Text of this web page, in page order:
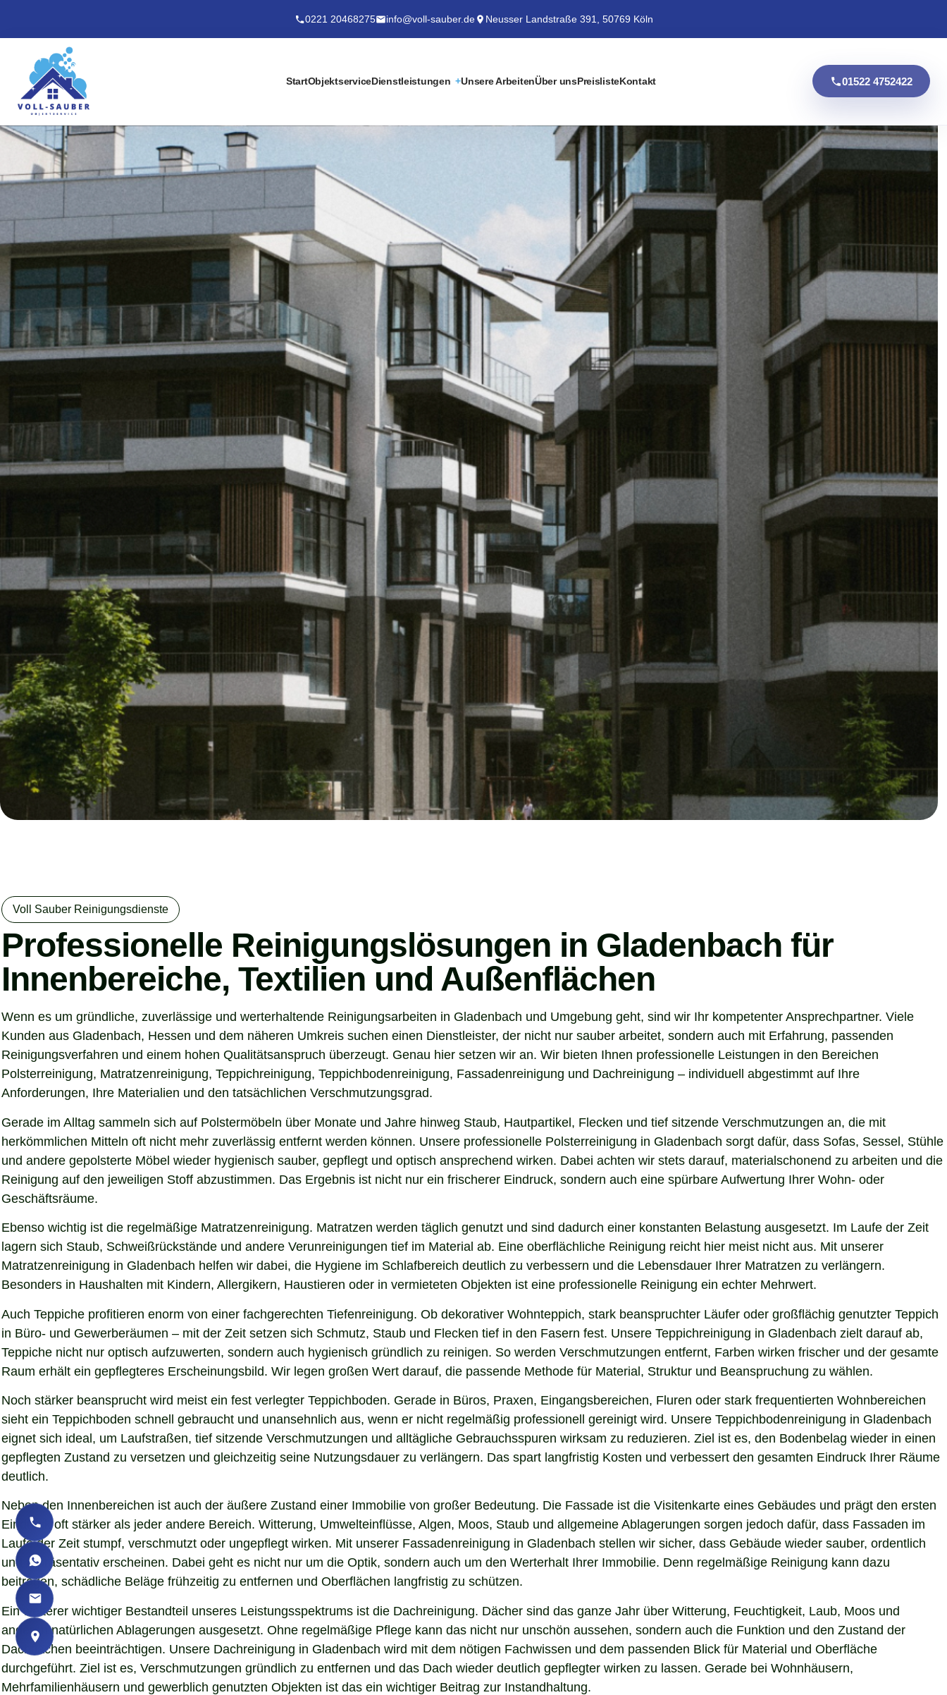
0221 20468275 info@voll-sauber.de Neusser Landstraße 391, 50769 Köln
StartObjektserviceDienstleistungen Unsere ArbeitenÜber unsPreislisteKontakt 01522 4752422
Voll Sauber Reinigungsdienste
Professionelle Reinigungslösungen in Gladenbach für
Innenbereiche, Textilien und Außenflächen
Wenn es um gründliche, zuverlässige und werterhaltende Reinigungsarbeiten in Gladenbach und Umgebung geht, sind wir Ihr kompetenter Ansprechpartner. Viele
Kunden aus Gladenbach, Hessen und dem näheren Umkreis suchen einen Dienstleister, der nicht nur sauber arbeitet, sondern auch mit Erfahrung, passenden
Reinigungsverfahren und einem hohen Qualitätsanspruch überzeugt. Genau hier setzen wir an. Wir bieten Ihnen professionelle Leistungen in den Bereichen
Polsterreinigung, Matratzenreinigung, Teppichreinigung, Teppichbodenreinigung, Fassadenreinigung und Dachreinigung – individuell abgestimmt auf Ihre
Anforderungen, Ihre Materialien und den tatsächlichen Verschmutzungsgrad.
Gerade im Alltag sammeln sich auf Polstermöbeln über Monate und Jahre hinweg Staub, Hautpartikel, Flecken und tief sitzende Verschmutzungen an, die mit
herkömmlichen Mitteln oft nicht mehr zuverlässig entfernt werden können. Unsere professionelle Polsterreinigung in Gladenbach sorgt dafür, dass Sofas, Sessel, Stühle
und andere gepolsterte Möbel wieder hygienisch sauber, gepflegt und optisch ansprechend wirken. Dabei achten wir stets darauf, materialschonend zu arbeiten und die
Reinigung auf den jeweiligen Stoff abzustimmen. Das Ergebnis ist nicht nur ein frischerer Eindruck, sondern auch eine spürbare Aufwertung Ihrer Wohn- oder
Geschäftsräume.
Ebenso wichtig ist die regelmäßige Matratzenreinigung. Matratzen werden täglich genutzt und sind dadurch einer konstanten Belastung ausgesetzt. Im Laufe der Zeit
lagern sich Staub, Schweißrückstände und andere Verunreinigungen tief im Material ab. Eine oberflächliche Reinigung reicht hier meist nicht aus. Mit unserer
Matratzenreinigung in Gladenbach helfen wir dabei, die Hygiene im Schlafbereich deutlich zu verbessern und die Lebensdauer Ihrer Matratzen zu verlängern.
Besonders in Haushalten mit Kindern, Allergikern, Haustieren oder in vermieteten Objekten ist eine professionelle Reinigung ein echter Mehrwert.
Auch Teppiche profitieren enorm von einer fachgerechten Tiefenreinigung. Ob dekorativer Wohnteppich, stark beanspruchter Läufer oder großflächig genutzter Teppich
in Büro- und Gewerberäumen – mit der Zeit setzen sich Schmutz, Staub und Flecken tief in den Fasern fest. Unsere Teppichreinigung in Gladenbach zielt darauf ab,
Teppiche nicht nur optisch aufzuwerten, sondern auch hygienisch gründlich zu reinigen. So werden Verschmutzungen entfernt, Farben wirken frischer und der gesamte
Raum erhält ein gepflegteres Erscheinungsbild. Wir legen großen Wert darauf, die passende Methode für Material, Struktur und Beanspruchung zu wählen.
Noch stärker beansprucht wird meist ein fest verlegter Teppichboden. Gerade in Büros, Praxen, Eingangsbereichen, Fluren oder stark frequentierten Wohnbereichen
sieht ein Teppichboden schnell gebraucht und unansehnlich aus, wenn er nicht regelmäßig professionell gereinigt wird. Unsere Teppichbodenreinigung in Gladenbach
eignet sich ideal, um Laufstraßen, tief sitzende Verschmutzungen und alltägliche Gebrauchsspuren wirksam zu reduzieren. Ziel ist es, den Bodenbelag wieder in einen
gepflegten Zustand zu versetzen und gleichzeitig seine Nutzungsdauer zu verlängern. Das spart langfristig Kosten und verbessert den gesamten Eindruck Ihrer Räume
deutlich.
Neben den Innenbereichen ist auch der äußere Zustand einer Immobilie von großer Bedeutung. Die Fassade ist die Visitenkarte eines Gebäudes und prägt den ersten
Eindruck oft stärker als jeder andere Bereich. Witterung, Umwelteinflüsse, Algen, Moos, Staub und allgemeine Ablagerungen sorgen jedoch dafür, dass Fassaden im
Laufe der Zeit stumpf, verschmutzt oder ungepflegt wirken. Mit unserer Fassadenreinigung in Gladenbach stellen wir sicher, dass Gebäude wieder sauber, ordentlich
und repräsentativ erscheinen. Dabei geht es nicht nur um die Optik, sondern auch um den Werterhalt Ihrer Immobilie. Denn regelmäßige Reinigung kann dazu
beitragen, schädliche Beläge frühzeitig zu entfernen und Oberflächen langfristig zu schützen.
Ein weiterer wichtiger Bestandteil unseres Leistungsspektrums ist die Dachreinigung. Dächer sind das ganze Jahr über Witterung, Feuchtigkeit, Laub, Moos und
anderen natürlichen Ablagerungen ausgesetzt. Ohne regelmäßige Pflege kann das nicht nur unschön aussehen, sondern auch die Funktion und den Zustand der
Dachflächen beeinträchtigen. Unsere Dachreinigung in Gladenbach wird mit dem nötigen Fachwissen und dem passenden Blick für Material und Oberfläche
durchgeführt. Ziel ist es, Verschmutzungen gründlich zu entfernen und das Dach wieder deutlich gepflegter wirken zu lassen. Gerade bei Wohnhäusern,
Mehrfamilienhäusern und gewerblich genutzten Objekten ist das ein wichtiger Beitrag zur Instandhaltung.